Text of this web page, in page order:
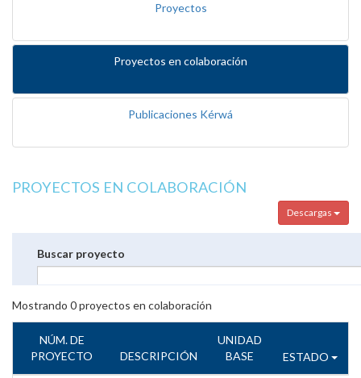
Proyectos
Proyectos en colaboración
Publicaciones Kérwá
PROYECTOS EN COLABORACIÓN
Descargas
Buscar proyecto
Mostrando 0proyectos en colaboración
NÚM. DE
PROYECTO
DESCRIPCIÓN
UNIDAD
BASE
ESTADO